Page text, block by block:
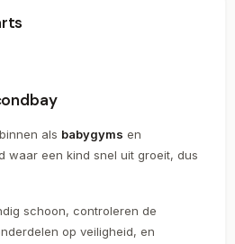
als babygyms en
waar een kind snel uit groeit, dus
schoon, controleren de
op veiligheid, en